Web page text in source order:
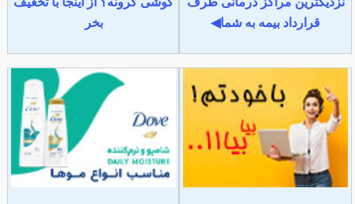
قرارداد بیمه به شما◀
بخر